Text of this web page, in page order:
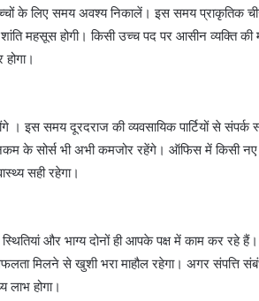
के लिए समय अवश्य निकालें। इस समय
महसूस होगी। किसी उच्च पद पर आसीन व्यक्ति
। इस समय दूरदराज की व्यवसायिक पार्टियों से संपर्क
के सोर्स भी अभी कमजोर रहेंगे। ऑफिस में किसी
सही रहेगा।
और भाग्य दोनों ही आपके पक्ष में काम कर रहे
सफलता मिलने से खुशी भरा माहौल रहेगा। अगर संपत्ति
लाभ होगा।